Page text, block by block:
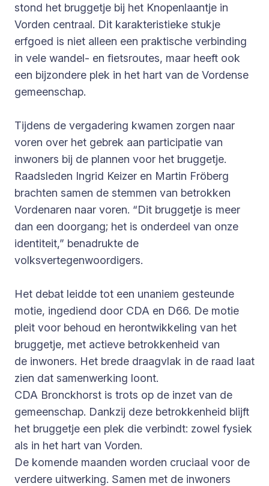
stond het bruggetje bij het Knopenlaantje in
Vorden centraal. Dit karakteristieke stukje
erfgoed is niet alleen een praktische verbinding
in vele wandel- en fietsroutes, maar heeft ook
een bijzondere plek in het hart van de Vordense
gemeenschap.
Tijdens de vergadering kwamen zorgen naar
voren over het gebrek aan participatie van
inwoners bij de plannen voor het bruggetje.
Raadsleden Ingrid Keizer en Martin Fröberg
brachten samen de stemmen van betrokken
Vordenaren naar voren. “Dit bruggetje is meer
dan een doorgang; het is onderdeel van onze
identiteit,” benadrukte de
volksvertegenwoordigers.
Het debat leidde tot een unaniem gesteunde
motie, ingediend door CDA en D66. De motie
pleit voor behoud en herontwikkeling van het
bruggetje, met actieve betrokkenheid van
de inwoners. Het brede draagvlak in de raad laat
zien dat samenwerking loont.
CDA Bronckhorst is trots op de inzet van de
gemeenschap. Dankzij deze betrokkenheid blijft
het bruggetje een plek die verbindt: zowel fysiek
als in het hart van Vorden.
De komende maanden worden cruciaal voor de
verdere uitwerking. Samen met de inwoners